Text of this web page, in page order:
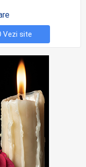
Vezi site